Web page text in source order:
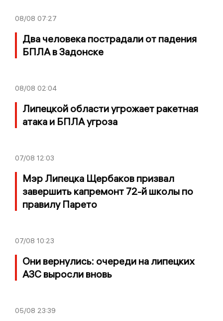
08/08 07:27
Два человека пострадали от падения
БПЛА в Задонске
08/08 02:04
Липецкой области угрожает ракетная
атака и БПЛА угроза
07/08 12:03
Мэр Липецка Щербаков призвал
завершить капремонт 72-й школы по
правилу Парето
07/08 10:23
Они вернулись: очереди на липецких
АЗС выросли вновь
05/08 23:39